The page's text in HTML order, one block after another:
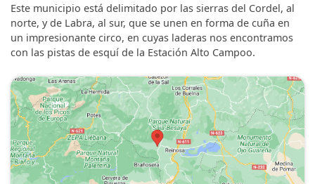
Este municipio está delimitado por las sierras del Cordel, al
norte, y de Labra, al sur, que se unen en forma de cuña en
un impresionante circo, en cuyas laderas nos encontramos
con las pistas de esquí de la Estación Alto Campoo.